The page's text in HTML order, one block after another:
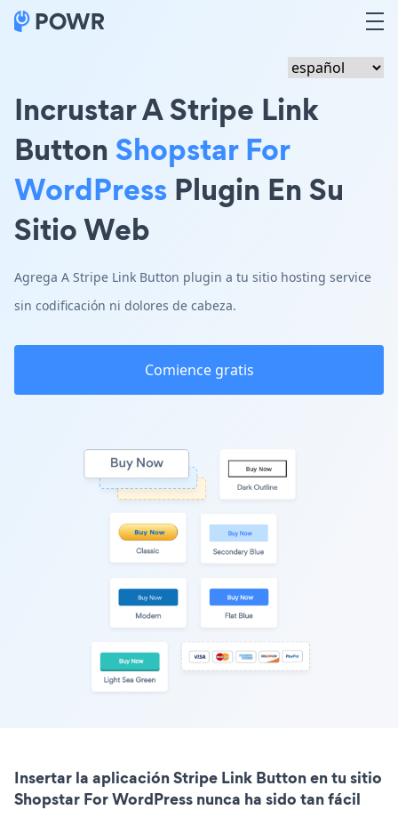
Incrustar A Stripe Link
ButtonShopstar For
WordPress Plugin En Su
Sitio Web
Agrega A Stripe Link Button plugin a tu sitio hosting service
sin codificación ni dolores de cabeza.
Comience gratis
Insertar la aplicación Stripe Link Button en tu sitio
Shopstar For WordPress nunca ha sido tan fácil